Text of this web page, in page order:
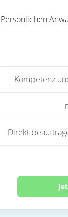
Persönlichen
Kompetenz
Direkt